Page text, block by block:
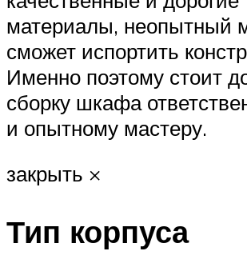
материалы, неопытный
сможет испортить
Именно поэтому стоит
сборку шкафа
и опытному мастеру.
закрыть ×
Тип корпуса